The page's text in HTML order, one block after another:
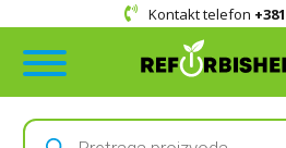
Kontakt telefon
Products